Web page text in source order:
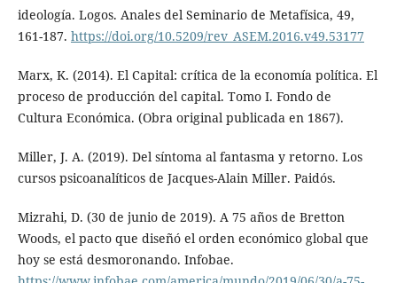
ideología. Logos. Anales del Seminario de Metafísica, 49,
161-187. https://doi.org/10.5209/rev_ASEM.2016.v49.53177
Marx, K. (2014). El Capital: crítica de la economía política. El
proceso de producción del capital. Tomo I. Fondo de
Cultura Económica. (Obra original publicada en 1867).
Miller, J. A. (2019). Del síntoma al fantasma y retorno. Los
cursos psicoanalíticos de Jacques-Alain Miller. Paidós.
Mizrahi, D. (30 de junio de 2019). A 75 años de Bretton
Woods, el pacto que diseñó el orden económico global que
hoy se está desmoronando. Infobae.